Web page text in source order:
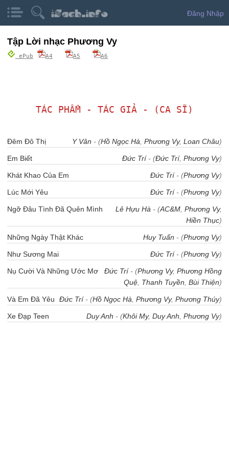
Đăng Nhập
Tập Lời nhạc Phương Vy
ePub A4 A5 A6
TÁC PHẨM - TÁC GIẢ - (CA SĨ)
Đêm Đô Thị Y Vân - (Hồ Ngọc Hà Phương Vy, Loan Châu)
Em Biết Đức Trí- (Đức Trí, Phương Vy)
Khát Khao Của Em Đức Trí- (Phương Vy)
Lúc Mới Yêu Đức Trí- (Phương Vy)
Ngỡ Đâu Tình Đã Quên Mình Lê Hựu Hà - (AC&M Phương Vy,
Hiền Thục)
Những Ngày Thật Khác Huy Tuấn - (Phương Vy)
Như Sương Mai Đức Trí- (Phương Vy)
Nụ Cười Và Những Ước Mơ Đức Trí- (Phương Vy, Phương Hồng
Quệ Thanh Tuyền Bùi Thiện)
Và Em Đã Yêu Đức Trí- (Hồ Ngọc Hà Phương Vy, Phương Thúy)
Xe Đạp Teen Duy Anh - (Khôi My, Duy Anh Phương Vy)